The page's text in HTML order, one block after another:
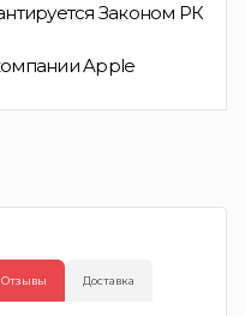
Законом РК
Apple
Отзывы Доставка